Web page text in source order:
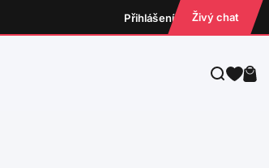
Přihlášení Živý chat
Hledat